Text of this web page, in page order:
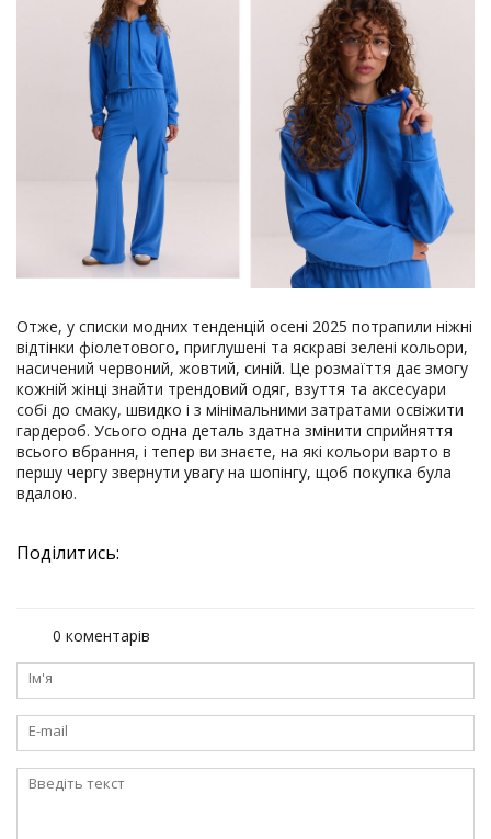
Отже, у списки модних тенденцій осені 2025 потрапили ніжні
відтінки фіолетового, приглушені та яскраві зелені кольори,
насичений червоний, жовтий, синій. Це розмаїття дає змогу
кожній жінці знайти трендовий одяг, взуття та аксесуари
собі до смаку, швидко і з мінімальними затратами освіжити
гардероб. Усього одна деталь здатна змінити сприйняття
всього вбрання, і тепер ви знаєте, на які кольори варто в
першу чергу звернути увагу на шопінгу, щоб покупка була
вдалою.
Поділитись:
0 коментарів